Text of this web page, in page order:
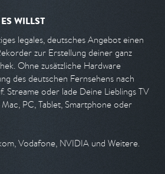
WILLST
legales, deutsches Angebot einen
zur Erstellung deiner ganz
Ohne zusätzliche Hardware
des deutschen Fernsehens nach
Streame oder lade Deine Lieblings TV
PC, Tablet, Smartphone oder
Vodafone, NVIDIA und Weitere.